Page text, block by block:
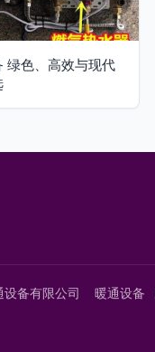
绿色、高效与现代
备有限公司 暖通设备